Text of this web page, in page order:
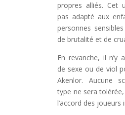
propres alliés. Cet
pas adapté aux
personnes
de brutalité et de
En revanche, il n’y
de sexe ou de viol
Akenlor. Aucune
type ne sera
l’accord des joueurs